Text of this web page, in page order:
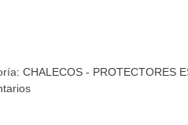
CHALECOS - PROTECTORES